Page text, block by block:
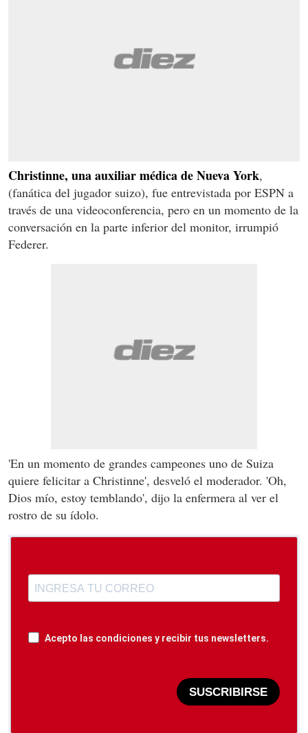
Christinne, una auxiliar médica de Nueva York,
(fanática del jugador suizo), fue entrevistada por ESPN a
través de una videoconferencia, pero en un momento de la
conversación en la parte inferior del monitor, irrumpió
Federer.
'En un momento de grandes campeones uno de Suiza
quiere felicitar a Christinne', desveló el moderador. 'Oh,
Dios mío, estoy temblando', dijo la enfermera al ver el
rostro de su ídolo.
Acepto las condiciones y recibir tus newsletters.
SUSCRIBIRSE